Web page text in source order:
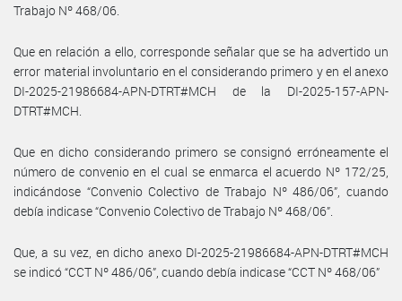
Trabajo Nº 468/06.
Que en relación a ello, corresponde señalar que se ha advertido un
error material involuntario en el considerando primero y en el anexo
DI-2025-21986684-APN-DTRT#MCH de la DI-2025-157-APN-
DTRT#MCH.
Que en dicho considerando primero se consignó erróneamente el
número de convenio en el cual se enmarca el acuerdo Nº 172/25,
indicándose “Convenio Colectivo de Trabajo Nº 486/06”, cuando
debía indicase “Convenio Colectivo de Trabajo Nº 468/06”.
Que, a su vez, en dicho anexo DI-2025-21986684-APN-DTRT#MCH
se indicó “CCT Nº 486/06”, cuando debía indicase “CCT Nº 468/06”